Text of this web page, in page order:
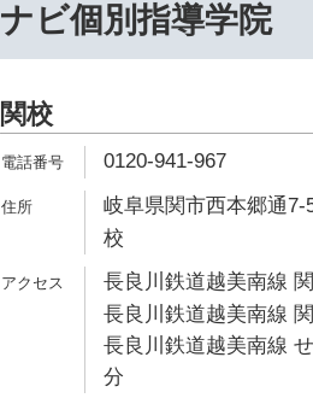
ナビ個別指導学院
関校
0120-941-967
岐阜県関市西本郷通
校
長良川鉄道越美南線
長良川鉄道越美南線
長良川鉄道越美南線
分